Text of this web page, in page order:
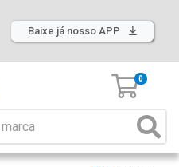
Baixe já nosso APP
0